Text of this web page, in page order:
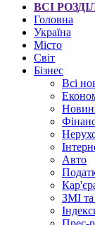
ВСІ
Головна
Україна
Місто
Світ
Бізнес
Всі
Авто
ЗМІ